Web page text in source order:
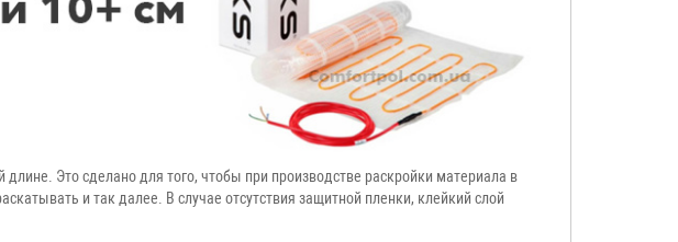
Это сделано для того, чтобы при производстве раскройки материала в
и так далее. В случае отсутствия защитной пленки, клейкий слой